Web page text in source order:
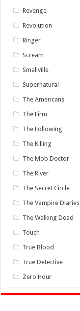
Revenge
Revolution
Ringer
Scream
Smallville
Supernatural
The Americans
The Firm
The Following
The Killing
The Mob Doctor
The River
The Secret Circle
The Vampire Diaries
The Walking Dead
Touch
True Blood
True Detective
Zero Hour